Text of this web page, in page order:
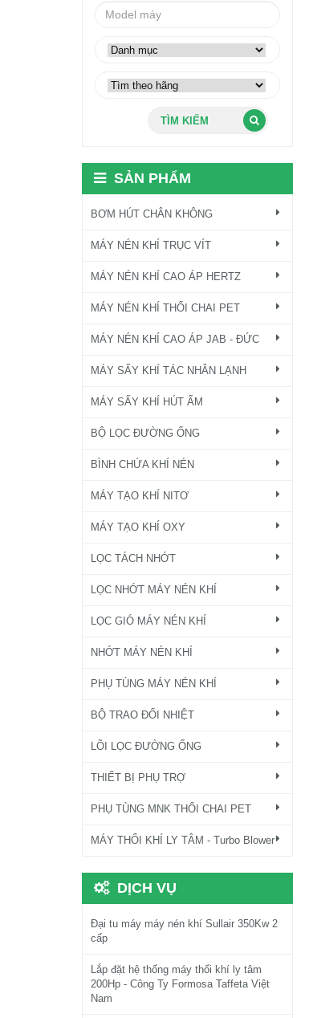
TÌM KIẾM
SẢN PHẨM
BƠM HÚT CHÂN KHÔNG
MÁY NÉN KHÍ TRỤC VÍT
MÁY NÉN KHÍ CAO ÁP HERTZ
MÁY NÉN KHÍ THỔI CHAI PET
MÁY NÉN KHÍ CAO ÁP JAB - ĐỨC
MÁY SẤY KHÍ TÁC NHÂN LẠNH
MÁY SẤY KHÍ HÚT ẨM
BỘ LỌC ĐƯỜNG ỐNG
BÌNH CHỨA KHÍ NÉN
MÁY TẠO KHÍ NITƠ
MÁY TẠO KHÍ OXY
LỌC TÁCH NHỚT
LỌC NHỚT MÁY NÉN KHÍ
LỌC GIÓ MÁY NÉN KHÍ
NHỚT MÁY NÉN KHÍ
PHỤ TÙNG MÁY NÉN KHÍ
BỘ TRAO ĐỔI NHIỆT
LÕI LỌC ĐƯỜNG ỐNG
THIẾT BỊ PHỤ TRỢ
PHỤ TÙNG MNK THỔI CHAI PET
MÁY THỔI KHÍ LY TÂM - Turbo Blower
DỊCH VỤ
Đại tu máy máy nén khí Sullair 350Kw 2
cấp
Lắp đặt hệ thống máy thổi khí ly tâm
200Hp - Công Ty Formosa Taffeta Việt
Nam